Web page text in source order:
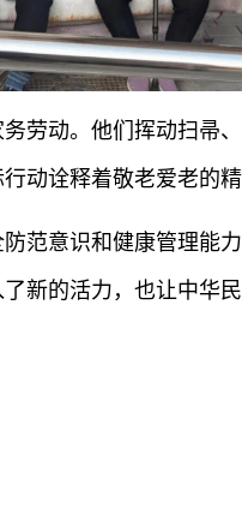
劳动。他们挥动扫帚
动诠释着敬老爱老的
范意识和健康管理能
新的活力，也让中华